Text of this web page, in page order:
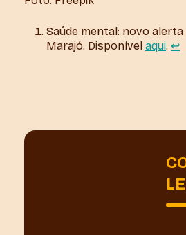
Saúde mental: novo
Marajó. Disponível aqui. ↩︎